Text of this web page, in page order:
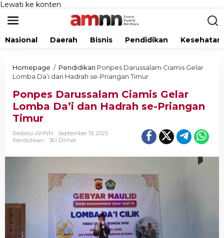
Lewati ke konten
Nasional Daerah Bisnis Pendidikan Kesehatan
Homepage / Pendidikan Ponpes Darussalam Ciamis Gelar
Lomba Da’i dan Hadrah se-Priangan Timur
Ponpes Darussalam Ciamis Gelar
Lomba Da’i dan Hadrah se-Priangan
Timur
Redaksi AMNN
September 19, 2025
Pendidikan
361 Dilihat